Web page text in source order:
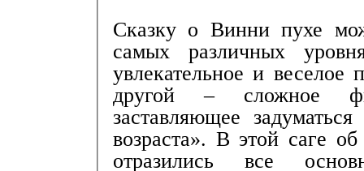
Сказку о Винни пухе
самых различных
увлекательное и веселое
другой – сложное
заставляющее
возраста». В этой саге
отразились все